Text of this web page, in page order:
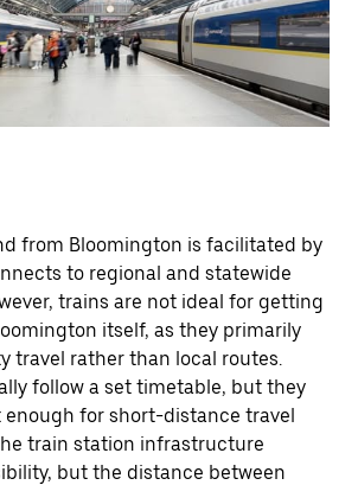
from Bloomington is facilitated by
to regional and statewide
trains are not ideal for getting
itself, as they primarily
travel rather than local routes.
follow a set timetable, but they
for short-distance travel
train station infrastructure
but the distance between